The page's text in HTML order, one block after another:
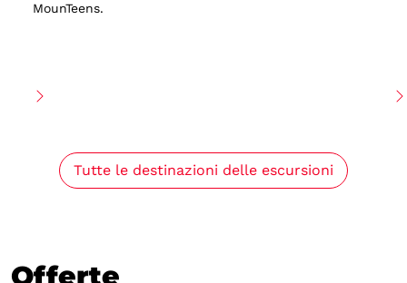
Tutte le destinazioni delle escursioni
MounTeens.
Offerte